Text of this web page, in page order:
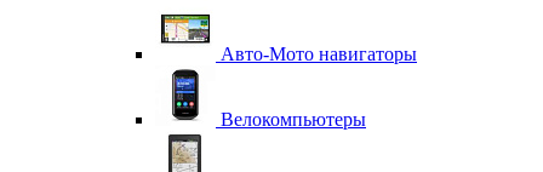
Авто-Мото навигаторы
Велокомпьютеры